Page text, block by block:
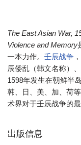
The East Asian War,
Violence and Memory
一本力作。 壬辰战争
辰倭乱（韩文名称）
1598年发生在朝鲜半
韩、日、美、加、荷
术界对于壬辰战争的
出版信息